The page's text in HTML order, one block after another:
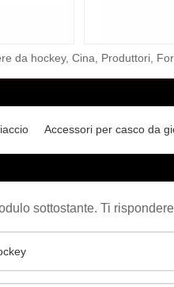
da hockey, Cina, Produttori,
Accessori per casco da
sottostante. Ti